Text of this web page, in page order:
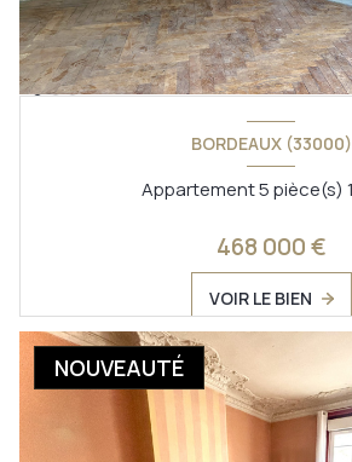
BORDEAUX (33000)
468 000 €
VOIR LE BIEN
NOUVEAUTÉ